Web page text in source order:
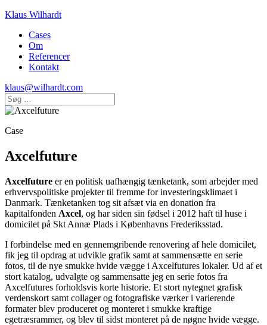
Klaus Wilhardt
Cases
Om
Referencer
Kontakt
klaus@wilhardt.com
Case
Axcelfuture
Axcelfuture er en politisk uafhængig tænketank, som arbejder med
erhvervspolitiske projekter til fremme for investeringsklimaet i
Danmark. Tænketanken tog sit afsæt via en donation fra
kapitalfonden Axcel, og har siden sin fødsel i 2012 haft til huse i
domicilet på Skt Annæ Plads i Københavns Frederiksstad.
I forbindelse med en gennemgribende renovering af hele domicilet,
fik jeg til opdrag at udvikle grafik samt at sammensætte en serie
fotos, til de nye smukke hvide vægge i Axcelfutures lokaler. Ud af et
stort katalog, udvalgte og sammensatte jeg en serie fotos fra
Axcelfutures forholdsvis korte historie. Et stort nytegnet grafisk
verdenskort samt collager og fotografiske værker i varierende
formater blev produceret og monteret i smukke kraftige
egetræsrammer, og blev til sidst monteret på de nøgne hvide vægge.